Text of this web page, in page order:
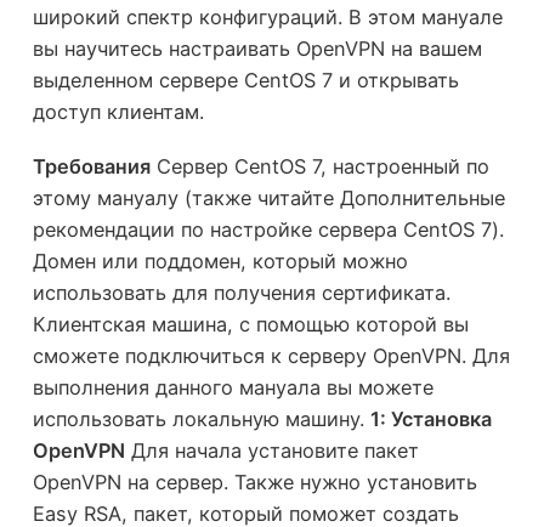
широкий спектр конфигураций. В этом мануале
вы научитесь настраивать OpenVPN на вашем
выделенном сервере CentOS 7 и открывать
доступ клиентам.
ТребованияСервер CentOS 7, настроенный по
этому мануалу (также читайте Дополнительные
рекомендации по настройке сервера CentOS 7).
Домен или поддомен, который можно
использовать для получения сертификата.
Клиентская машина, с помощью которой вы
сможете подключиться к серверу OpenVPN. Для
выполнения данного мануала вы можете
использовать локальную машину. 1: Установка
OpenVPN Для начала установите пакет
OpenVPN на сервер. Также нужно установить
Easy RSA, пакет, который поможет создать